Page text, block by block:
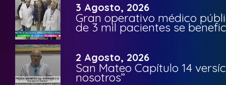
3 Agosto, 2026
Gran operativo médico
de 3 mil pacientes se
2 Agosto, 2026
San Mateo Capítulo 14
nosotros”